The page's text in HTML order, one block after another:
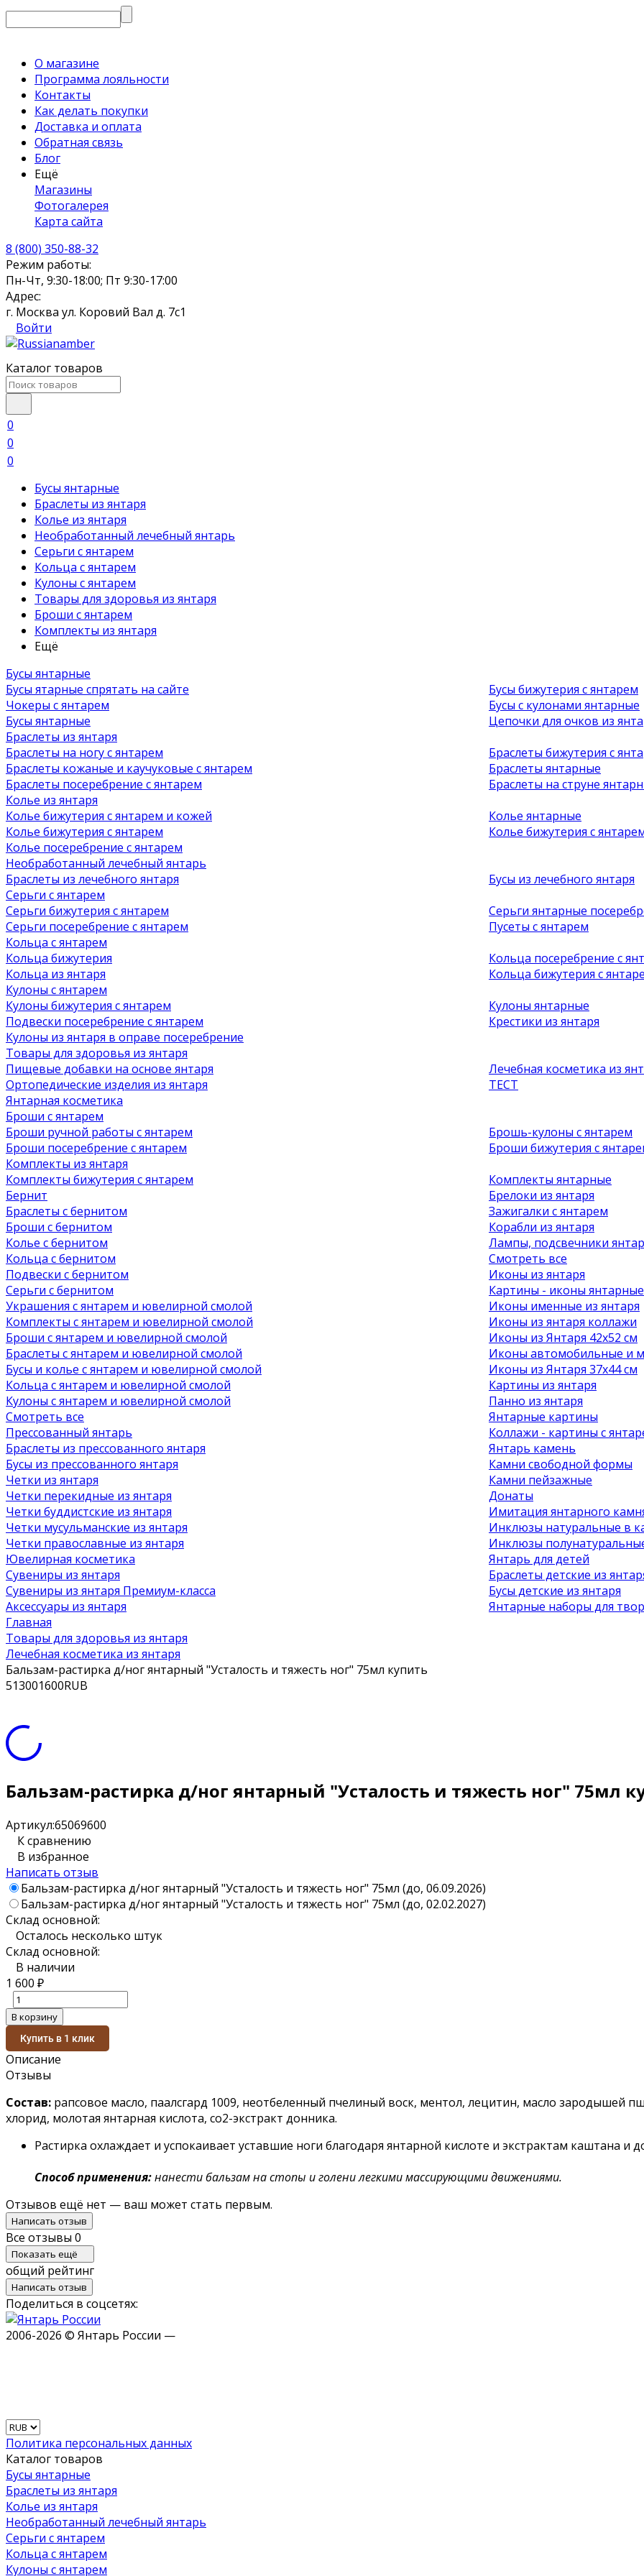
О магазине
Программа лояльности
Контакты
Как делать покупки
Доставка и оплата
Обратная связь
Блог
Ещё
Магазины
Фотогалерея
Карта сайта
8 (800) 350-88-32
Режим работы:
Пн-Чт, 9:30-18:00; Пт 9:30-17:00
Адрес:
г. Москва ул. Коровий Вал д. 7с1
Войти
Каталог товаров
0
0
0
Бусы янтарные
Браслеты из янтаря
Колье из янтаря
Необработанный лечебный янтарь
Серьги с янтарем
Кольца с янтарем
Кулоны с янтарем
Товары для здоровья из янтаря
Броши с янтарем
Комплекты из янтаря
Ещё
Бусы янтарные
Бусы ятарные спрятать на сайте
Чокеры с янтарем
Бусы янтарные
Бусы бижутерия с янтарем
Бусы с кулонами янтарные
Цепочки для очков из
Браслеты из янтаря
Браслеты на ногу с янтарем
Браслеты кожаные и каучуковые с янтарем
Браслеты посеребрение с янтарем
Браслеты бижутерия с
Браслеты янтарные
Браслеты на струне
Колье из янтаря
Колье бижутерия с янтарем и кожей
Колье бижутерия с янтарем
Колье посеребрение с янтарем
Колье янтарные
Колье бижутерия с
Необработанный лечебный янтарь
Браслеты из лечебного янтаря
Бусы из лечебного янтаря
Серьги с янтарем
Серьги бижутерия с янтарем
Серьги посеребрение с янтарем
Серьги янтарные
Пусеты с янтарем
Кольца с янтарем
Кольца бижутерия
Кольца из янтаря
Кольца посеребрение с
Кольца бижутерия с
Кулоны с янтарем
Кулоны бижутерия с янтарем
Подвески посеребрение с янтарем
Кулоны из янтаря в оправе посеребрение
Кулоны янтарные
Крестики из янтаря
Товары для здоровья из янтаря
Пищевые добавки на основе янтаря
Ортопедические изделия из янтаря
Янтарная косметика
Лечебная косметика из
ТЕСТ
Броши с янтарем
Броши ручной работы с янтарем
Броши посеребрение с янтарем
Брошь-кулоны с янтарем
Броши бижутерия с
Комплекты из янтаря
Комплекты бижутерия с янтарем
Комплекты янтарные
Бернит
Браслеты с бернитом
Броши с бернитом
Колье с бернитом
Кольца с бернитом
Подвески с бернитом
Серьги с бернитом
Украшения с янтарем и ювелирной смолой
Комплекты с янтарем и ювелирной смолой
Броши с янтарем и ювелирной смолой
Браслеты с янтарем и ювелирной смолой
Бусы и колье с янтарем и ювелирной смолой
Кольца с янтарем и ювелирной смолой
Кулоны с янтарем и ювелирной смолой
Смотреть все
Прессованный янтарь
Браслеты из прессованного янтаря
Бусы из прессованного янтаря
Четки из янтаря
Четки перекидные из янтаря
Четки буддистские из янтаря
Четки мусульманские из янтаря
Четки православные из янтаря
Ювелирная косметика
Сувениры из янтаря
Сувениры из янтаря Премиум-класса
Аксессуары из янтаря
Брелоки из янтаря
Зажигалки с янтарем
Корабли из янтаря
Лампы, подсвечники
Смотреть все
Иконы из янтаря
Картины - иконы янтарные
Иконы именные из янтаря
Иконы из янтаря коллажи
Иконы из Янтаря 42х52 см
Иконы автомобильные и
Иконы из Янтаря 37х44 см
Картины из янтаря
Панно из янтаря
Янтарные картины
Коллажи - картины с
Янтарь камень
Камни свободной формы
Камни пейзажные
Донаты
Имитация янтарного
Инклюзы натуральные в
Инклюзы
Янтарь для детей
Браслеты детские из
Бусы детские из янтаря
Янтарные наборы для
Главная
Товары для здоровья из янтаря
Лечебная косметика из янтаря
Бальзам-растирка д/ног янтарный "Усталость и тяжесть ног" 75мл купить
513001600RUB
Бальзам-растирка д/ног янтарный "Усталость и тяжесть ног" 75мл
Артикул:65069600
К сравнению
В избранное
Написать отзыв
Бальзам-растирка д/ног янтарный "Усталость и тяжесть ног" 75мл (до, 06.09.2026)
Бальзам-растирка д/ног янтарный "Усталость и тяжесть ног" 75мл (до, 02.02.2027)
Склад основной:
Осталось несколько штук
Склад основной:
В наличии
1 600 ₽
В корзину
Купить в 1 клик
Описание
Отзывы
Состав: рапсовое масло, паалсгард 1009, неотбеленный пчелиный воск, ментол, лецитин, масло зародышей
хлорид, молотая янтарная кислота, co2-экстракт донника.
Растирка охлаждает и успокаивает уставшие ноги благодаря янтарной кислоте и экстрактам каштана и
Способ применения:нанести бальзам на стопы и голени легкими массирующими движениями.
Отзывов ещё нет — ваш может стать первым.
Написать отзыв
Все отзывы 0
Показать ещё
общий рейтинг
Написать отзыв
Поделиться в соцсетях:
2006-2026 © Янтарь России —
Политика персональных данных
Каталог товаров
Бусы янтарные
Браслеты из янтаря
Колье из янтаря
Необработанный лечебный янтарь
Серьги с янтарем
Кольца с янтарем
Кулоны с янтарем